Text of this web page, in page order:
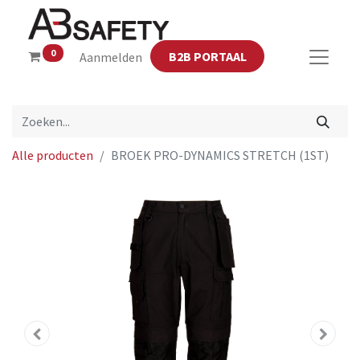
0 Aanmelden B2B PORTAAL
Alle producten BROEK PRO-DYNAMICS STRETCH (1ST)